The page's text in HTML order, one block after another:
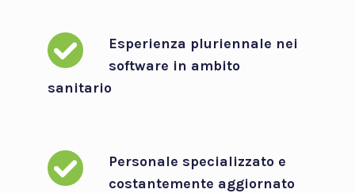
Esperienza pluriennale nei
software in ambito
sanitario
Personale specializzato e
costantemente aggiornato